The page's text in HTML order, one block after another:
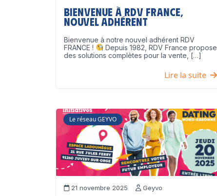
Bienvenue à RDV France,
nouvel adhérent
Bienvenue à notre nouvel adhérent RDV
FRANCE !
Depuis 1982, RDV France propose
des solutions complètes pour la vente, […]
Lire la suite
Le réseau GEYVO
21 novembre 2025 Geyvo